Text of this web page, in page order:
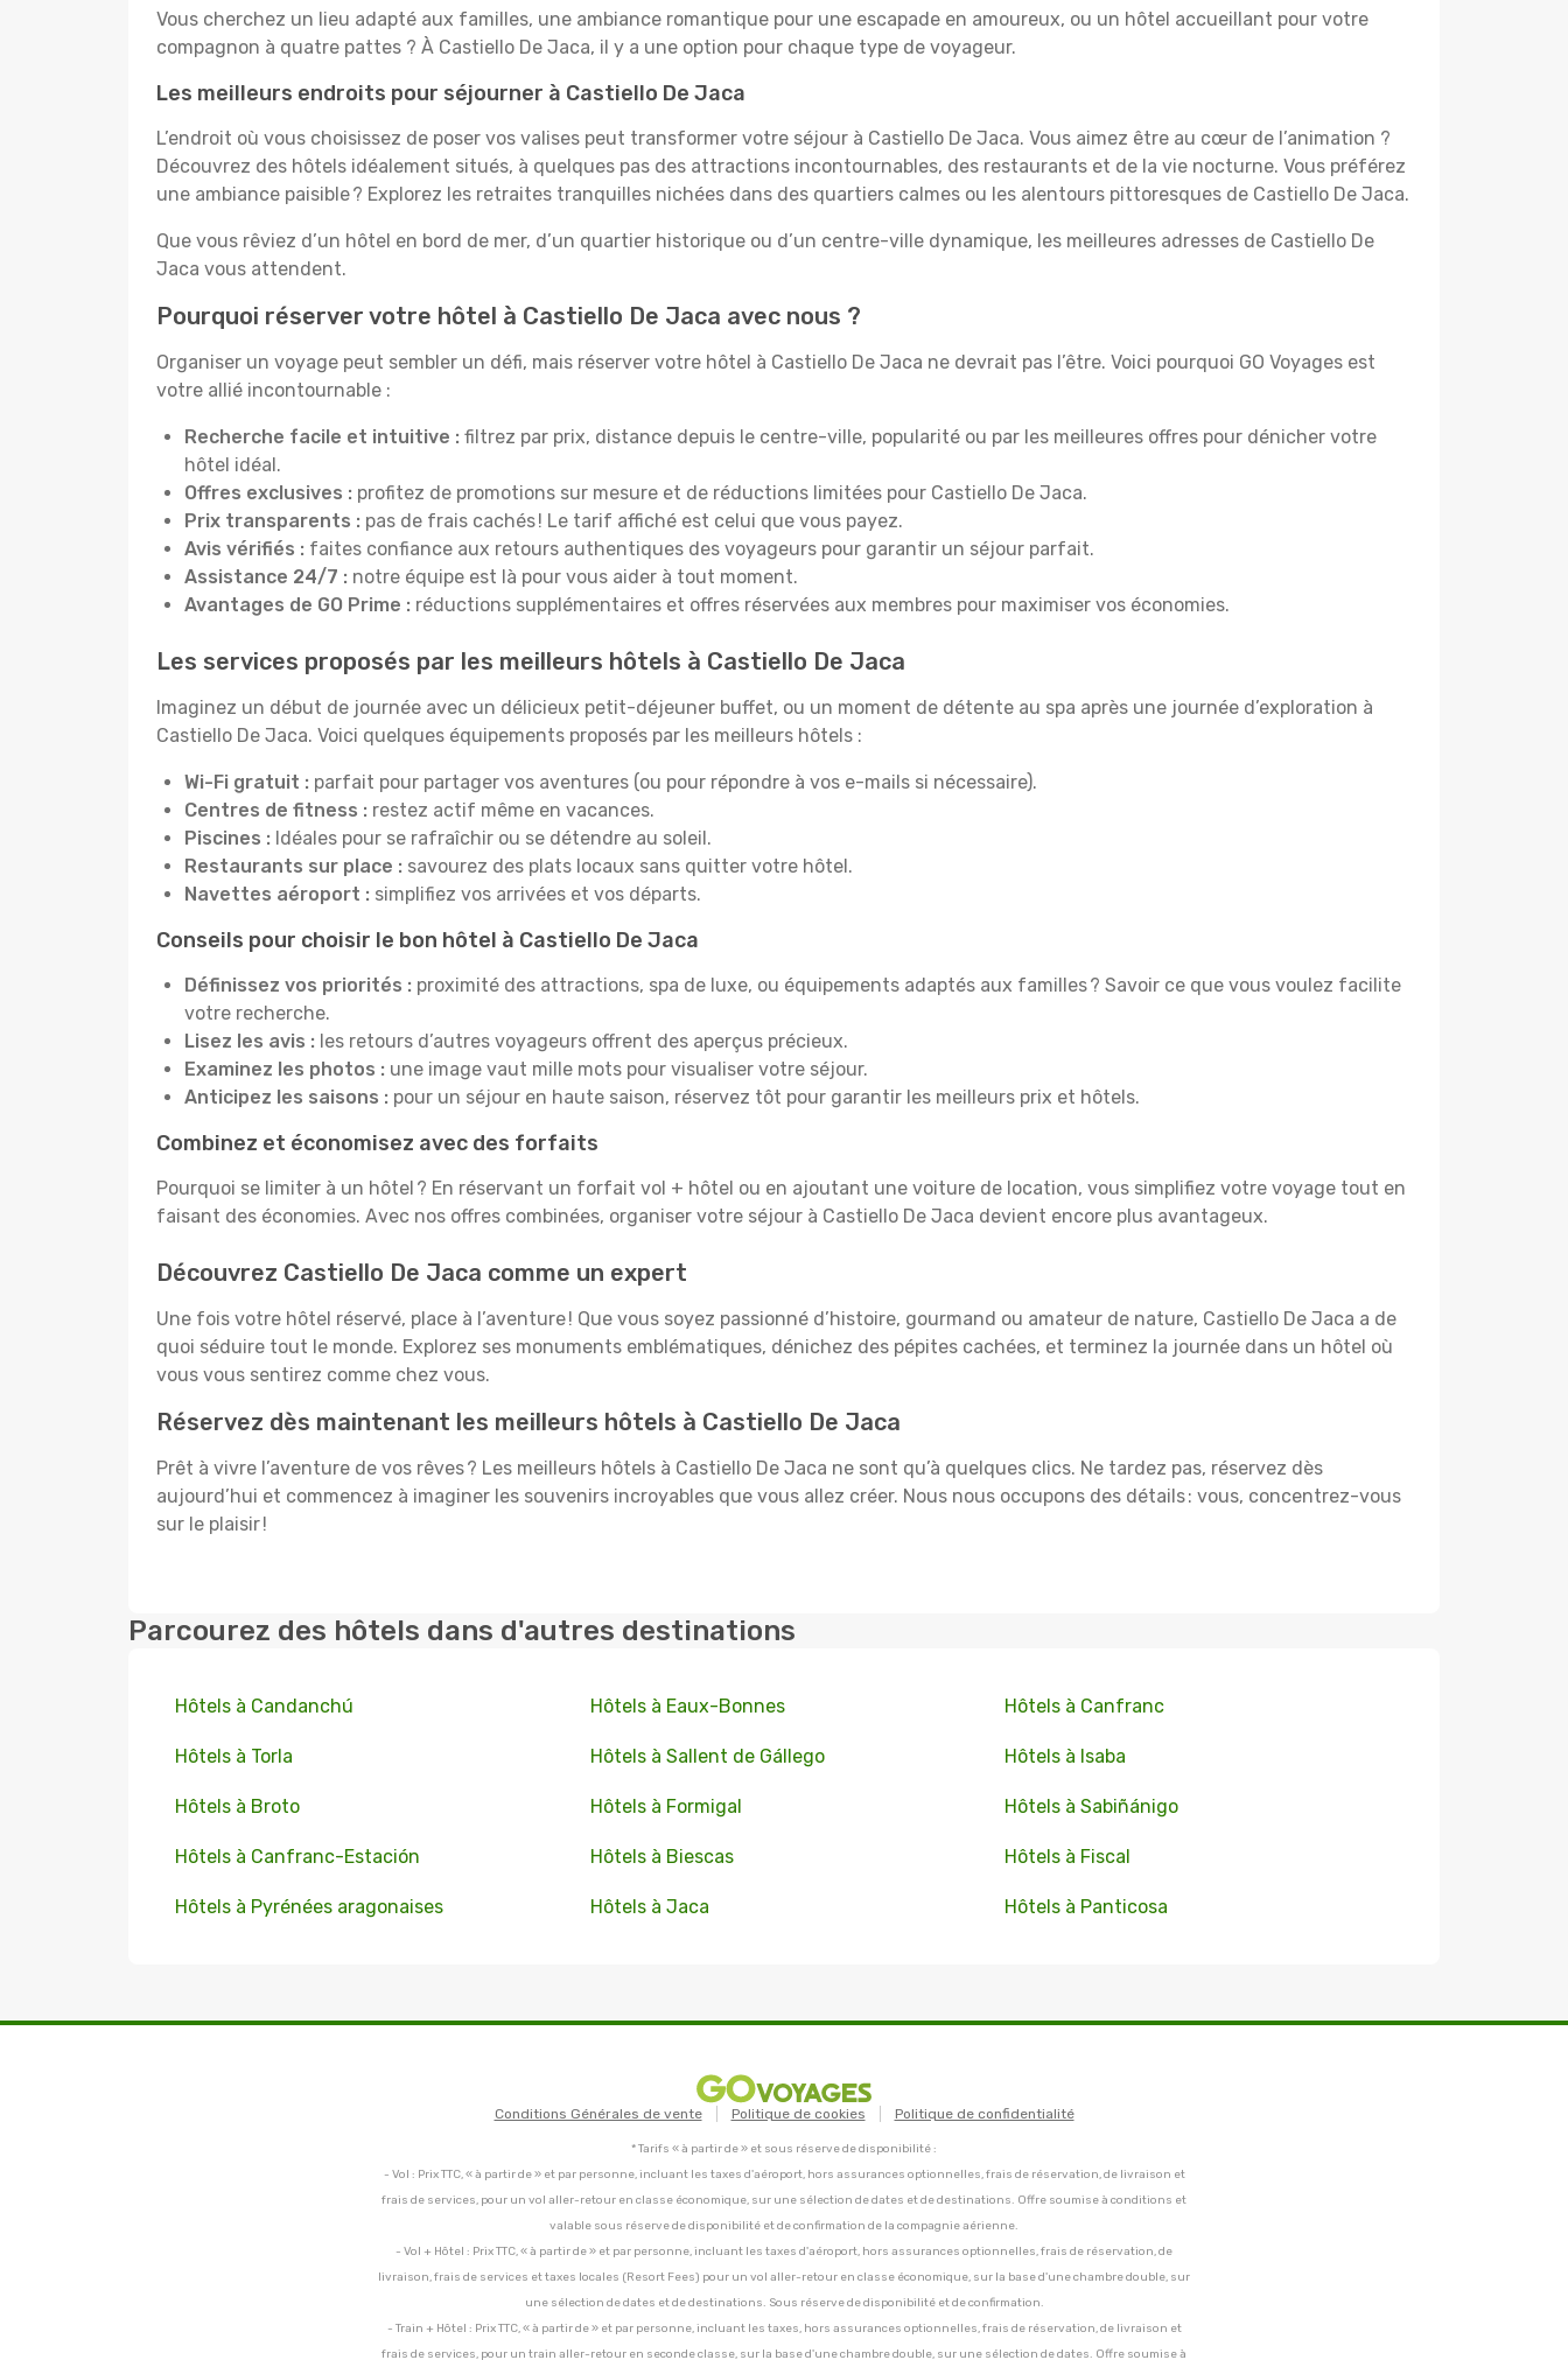
Vous cherchez un lieu adapté aux familles, une ambiance romantique pour une escapade en amoureux, ou un hôtel accueillant pour votre
compagnon à quatre pattes ? À Castiello De Jaca, il y a une option pour chaque type de voyageur.
Les meilleurs endroits pour séjourner à Castiello De Jaca
L’endroit où vous choisissez de poser vos valises peut transformer votre séjour à Castiello De Jaca. Vous aimez être au cœur de l’animation ?
Découvrez des hôtels idéalement situés, à quelques pas des attractions incontournables, des restaurants et de la vie nocturne. Vous préférez
une ambiance paisible ? Explorez les retraites tranquilles nichées dans des quartiers calmes ou les alentours pittoresques de Castiello De Jaca.
Que vous rêviez d’un hôtel en bord de mer, d’un quartier historique ou d’un centre-ville dynamique, les meilleures adresses de Castiello De
Jaca vous attendent.
Pourquoi réserver votre hôtel à Castiello De Jaca avec nous ?
Organiser un voyage peut sembler un défi, mais réserver votre hôtel à Castiello De Jaca ne devrait pas l’être. Voici pourquoi GO Voyages est
votre allié incontournable :
Recherche facile et intuitive : filtrez par prix, distance depuis le centre-ville, popularité ou par les meilleures offres pour dénicher votre
hôtel idéal.
Offres exclusives : profitez de promotions sur mesure et de réductions limitées pour Castiello De Jaca.
Prix transparents : pas de frais cachés ! Le tarif affiché est celui que vous payez.
Avis vérifiés : faites confiance aux retours authentiques des voyageurs pour garantir un séjour parfait.
Assistance 24/7 : notre équipe est là pour vous aider à tout moment.
Avantages de GO Prime : réductions supplémentaires et offres réservées aux membres pour maximiser vos économies.
Les services proposés par les meilleurs hôtels à Castiello De Jaca
Imaginez un début de journée avec un délicieux petit-déjeuner buffet, ou un moment de détente au spa après une journée d’exploration à
Castiello De Jaca. Voici quelques équipements proposés par les meilleurs hôtels :
Wi-Fi gratuit : parfait pour partager vos aventures (ou pour répondre à vos e-mails si nécessaire).
Centres de fitness : restez actif même en vacances.
Piscines : Idéales pour se rafraîchir ou se détendre au soleil.
Restaurants sur place : savourez des plats locaux sans quitter votre hôtel.
Navettes aéroport : simplifiez vos arrivées et vos départs.
Conseils pour choisir le bon hôtel à Castiello De Jaca
Définissez vos priorités : proximité des attractions, spa de luxe, ou équipements adaptés aux familles ? Savoir ce que vous voulez facilite
votre recherche.
Lisez les avis : les retours d’autres voyageurs offrent des aperçus précieux.
Examinez les photos : une image vaut mille mots pour visualiser votre séjour.
Anticipez les saisons : pour un séjour en haute saison, réservez tôt pour garantir les meilleurs prix et hôtels.
Combinez et économisez avec des forfaits
Pourquoi se limiter à un hôtel ? En réservant un forfait vol + hôtel ou en ajoutant une voiture de location, vous simplifiez votre voyage tout en
faisant des économies. Avec nos offres combinées, organiser votre séjour à Castiello De Jaca devient encore plus avantageux.
Découvrez Castiello De Jaca comme un expert
Une fois votre hôtel réservé, place à l’aventure ! Que vous soyez passionné d’histoire, gourmand ou amateur de nature, Castiello De Jaca a de
quoi séduire tout le monde. Explorez ses monuments emblématiques, dénichez des pépites cachées, et terminez la journée dans un hôtel où
vous vous sentirez comme chez vous.
Réservez dès maintenant les meilleurs hôtels à Castiello De Jaca
Prêt à vivre l’aventure de vos rêves ? Les meilleurs hôtels à Castiello De Jaca ne sont qu’à quelques clics. Ne tardez pas, réservez dès
aujourd’hui et commencez à imaginer les souvenirs incroyables que vous allez créer. Nous nous occupons des détails : vous, concentrez-vous
sur le plaisir !
Parcourez des hôtels dans d'autres destinations
Hôtels à Candanchú Hôtels à Eaux-Bonnes Hôtels à Canfranc
Hôtels à Torla Hôtels à Sallent de Gállego Hôtels à Isaba
Hôtels à Broto Hôtels à Formigal Hôtels à Sabiñánigo
Hôtels à Canfranc-Estación Hôtels à Biescas Hôtels à Fiscal
Hôtels à Pyrénées aragonaises Hôtels à Jaca Hôtels à Panticosa
Conditions Générales de vente Politique de cookies Politique de confidentialité
* Tarifs « à partir de » et sous réserve de disponibilité :
- Vol : Prix TTC, « à partir de » et par personne, incluant les taxes d'aéroport, hors assurances optionnelles, frais de réservation, de livraison et
frais de services, pour un vol aller-retour en classe économique, sur une sélection de dates et de destinations. Offre soumise à conditions et
valable sous réserve de disponibilité et de confirmation de la compagnie aérienne.
- Vol + Hôtel : Prix TTC, « à partir de » et par personne, incluant les taxes d'aéroport, hors assurances optionnelles, frais de réservation, de
livraison, frais de services et taxes locales (Resort Fees) pour un vol aller-retour en classe économique, sur la base d'une chambre double, sur
une sélection de dates et de destinations. Sous réserve de disponibilité et de confirmation.
- Train + Hôtel : Prix TTC, « à partir de » et par personne, incluant les taxes, hors assurances optionnelles, frais de réservation, de livraison et
frais de services, pour un train aller-retour en seconde classe, sur la base d'une chambre double, sur une sélection de dates. Offre soumise à